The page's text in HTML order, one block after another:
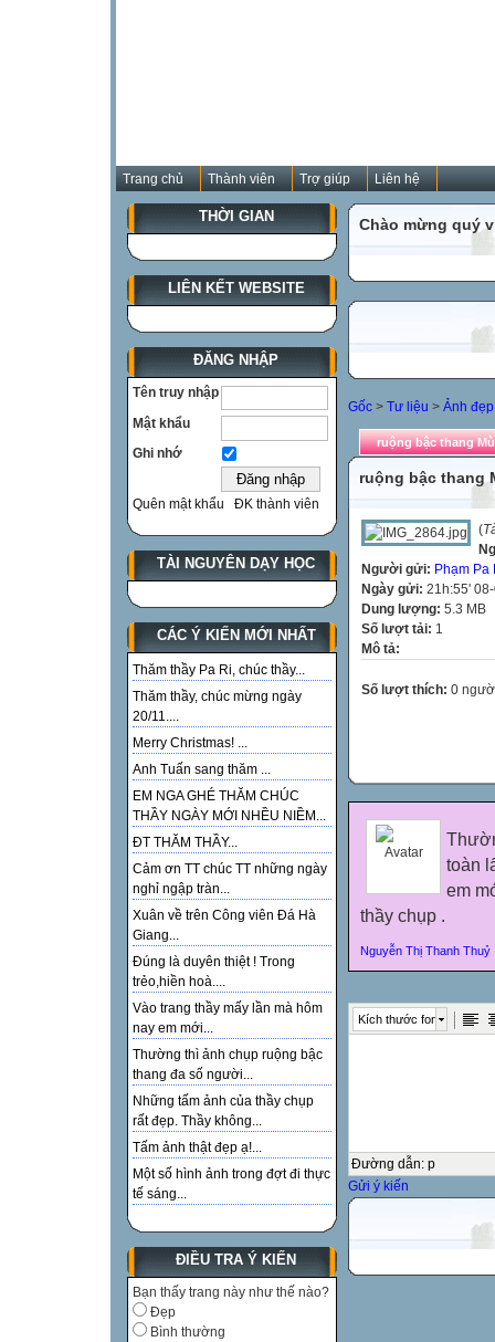
Trang chủ Thành viên Trợ giúp Liên hệ
THỜI GIAN
LIÊN KẾT WEBSITE
ĐĂNG NHẬP
Tên truy nhập
Mật khẩu
Ghi nhớ
Quên mật khẩu ĐK thành viên
TÀI NGUYÊN DẠY HỌC
CÁC Ý KIẾN MỚI NHẤT
Thăm thầy Pa Ri, chúc thầy...
Thăm thầy, chúc mừng ngày
20/11....
Merry Christmas! ...
Anh Tuấn sang thăm ...
EM NGA GHÉ THĂM CHÚC
THẦY NGÀY MỚI NHỀU NIỀM...
ĐT THĂM THẦY...
Cảm ơn TT chúc TT những ngày
nghỉ ngập tràn...
Xuân về trên Công viên Đá Hà
Giang...
Đúng là duyên thiệt ! Trong
trẻo,hiền hoà....
Vào trang thầy mấy lần mà hôm
nay em mới...
Thường thì ảnh chụp ruộng bậc
thang đa số người...
Những tấm ảnh của thầy chụp
rất đẹp. Thầy không...
Tấm ảnh thật đẹp ạ!...
Một số hình ảnh trong đợt đi thực
tế sáng...
ĐIỀU TRA Ý KIẾN
Bạn thấy trang này như thế nào?
Đẹp
Bình thường
Chào mừng quý
Gốc > Tư liệu > Ảnh
ruộng bậc thang
ruộng bậc thang
(
Người gửi: Phạm Pa
Ngày gửi: 21h:55'
Dung lượng: 5.3 MB
Số lượt tải: 1
Mô tả:
Số lượt thích: 0
toàn
em
thầy chụp .
Nguyễn Thị Thanh Thuỷ
Kích thước font
Đường dẫn: p
Gửi ý kiến